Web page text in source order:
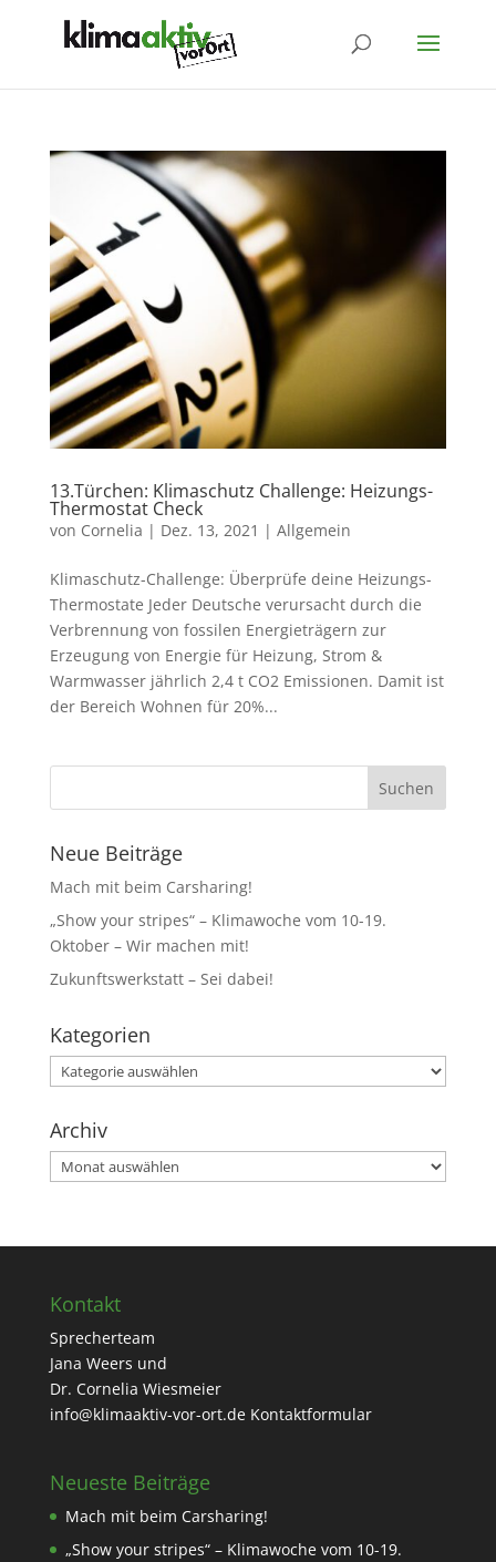
13.Türchen: Klimaschutz Challenge: Heizungs-
Thermostat Check
von Cornelia | Dez. 13, 2021 | Allgemein
Klimaschutz-Challenge: Überprüfe deine Heizungs-
Thermostate Jeder Deutsche verursacht durch die
Verbrennung von fossilen Energieträgern zur
Erzeugung von Energie für Heizung, Strom &
Warmwasser jährlich 2,4 t CO2 Emissionen. Damit ist
der Bereich Wohnen für 20%...
Neue Beiträge
Mach mit beim Carsharing!
„Show your stripes“ – Klimawoche vom 10-19.
Oktober – Wir machen mit!
Zukunftswerkstatt – Sei dabei!
Kategorien
Kategorien
Archiv
Archiv
Kontakt
Sprecherteam
Jana Weers und
Dr. Cornelia Wiesmeier
info@klimaaktiv-vor-ort.de Kontaktformular
Neueste Beiträge
Mach mit beim Carsharing!
„Show your stripes“ – Klimawoche vom 10-19.